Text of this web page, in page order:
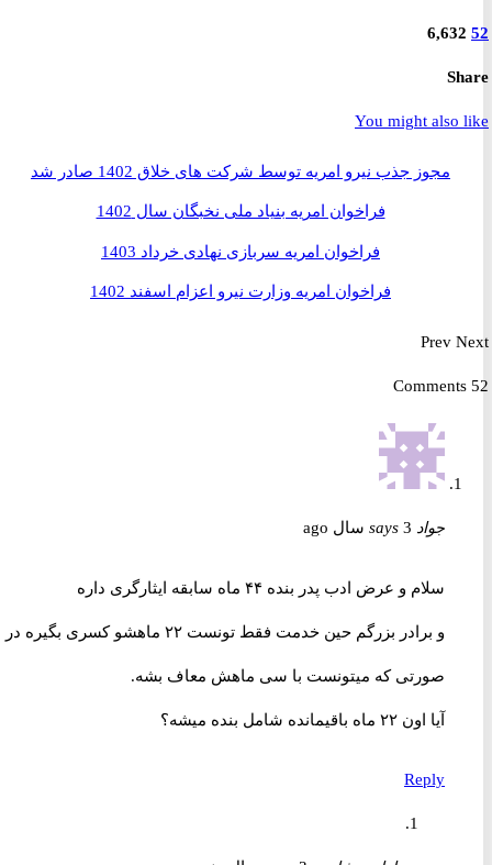
You might
مجوز جذب نیرو امریه توسط شرکت های خلاق 1402 صادر شد
فراخوان امریه بنیاد ملی نخبگان سال 1402
فراخوان امریه سربازی نهادی خرداد 1403
فراخوان امریه وزارت نیرو اعزام اسفند 1402
Prev
جواد says 3 سال ago
سلام و عرض ادب پدر بنده ۴۴ ماه سابقه ایثارگری داره
و برادر بزرگم حین خدمت فقط تونست ۲۲ ماهشو کسری بگیره در
صورتی که میتونست با سی ماهش معاف بشه.
آیا اون ۲۲ ماه باقیمانده شامل بنده میشه؟
Reply